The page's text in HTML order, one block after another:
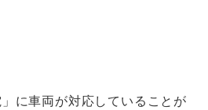
に車両が対応していることが